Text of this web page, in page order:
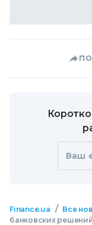
Коротко
Ваш
Finance.ua / Все
банковских